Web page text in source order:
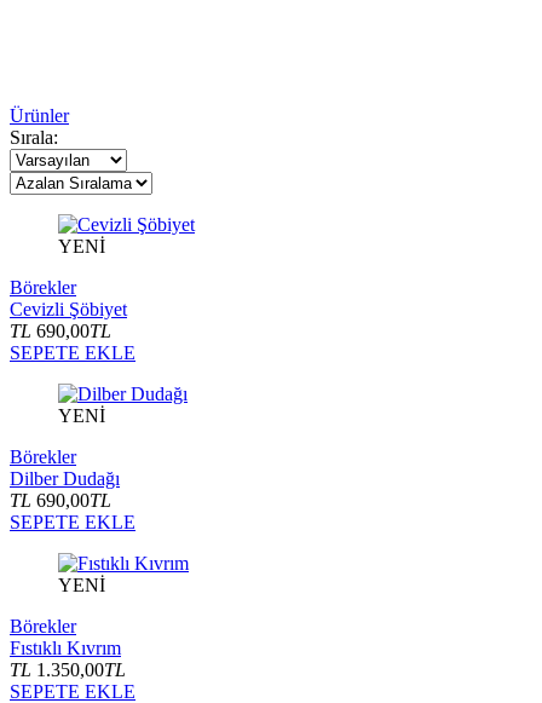
Ürünler
Sırala:
YENİ
Börekler
Cevizli Şöbiyet
TL 690,00TL
SEPETE EKLE
YENİ
Börekler
Dilber Dudağı
TL 690,00TL
SEPETE EKLE
YENİ
Börekler
Fıstıklı Kıvrım
TL 1.350,00TL
SEPETE EKLE